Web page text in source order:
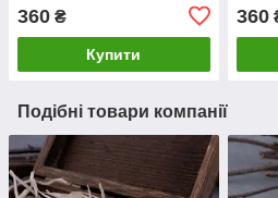
360 ₴
Купити
360
Подібні товари компанії